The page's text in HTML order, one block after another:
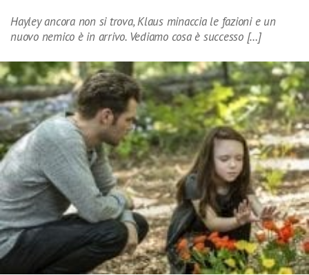
Hayley ancora non si trova, Klaus minaccia le fazioni e un
nuovo nemico è in arrivo. Vediamo cosa è successo […]